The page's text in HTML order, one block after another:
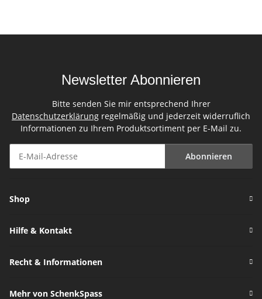
Newsletter Abonnieren
Bitte senden Sie mir entsprechend Ihrer
Datenschutzerklärung regelmäßig und jederzeit widerruflich
Informationen zu Ihrem Produktsortiment per E-Mail zu.
Abonnieren
Shop
Hilfe & Kontakt
Recht & Informationen
Mehr von SchenkSpass